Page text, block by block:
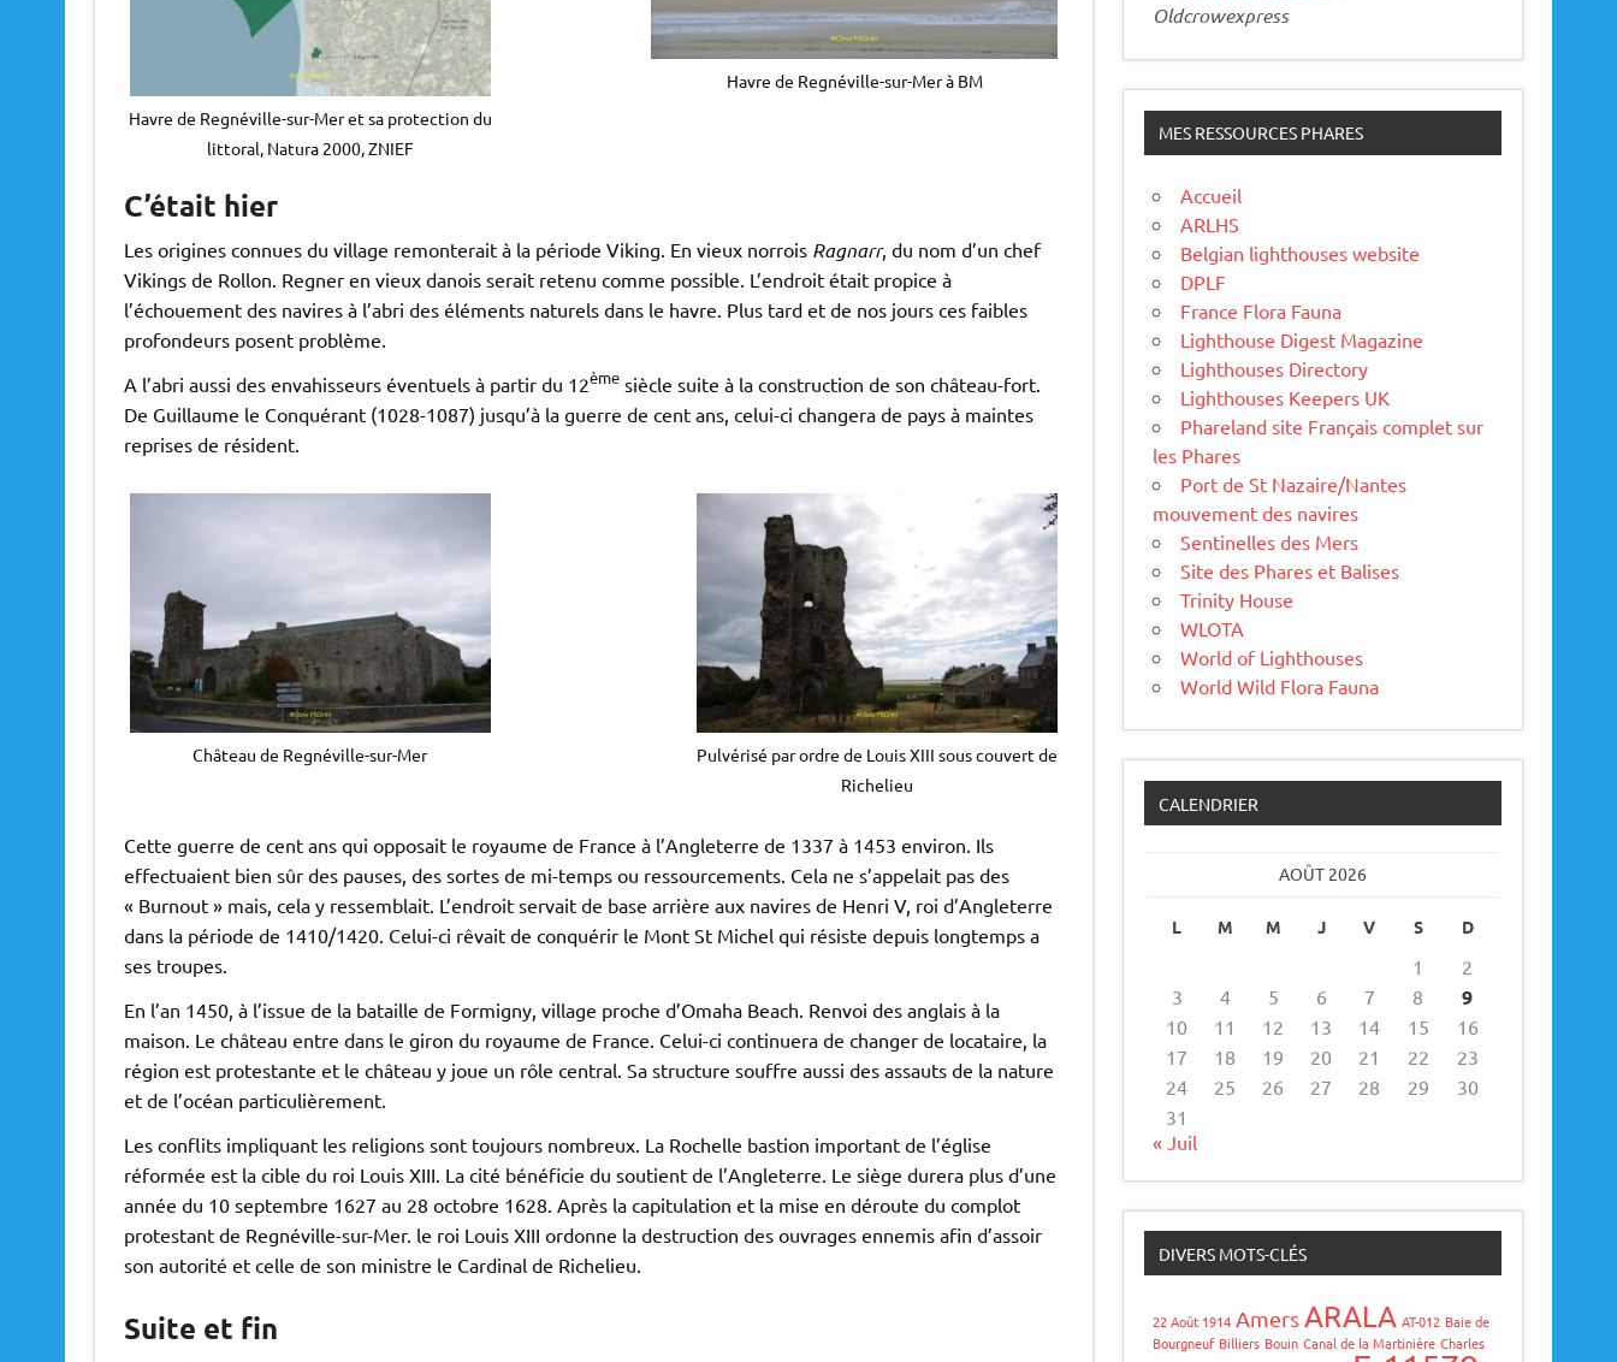
Havre de Regnéville-sur-Mer et sa protection du
littoral, Natura 2000, ZNIEF
Havre de Regnéville-sur-Mer à BM
C’était hier
Les origines connues du village remonterait à la période Viking. En vieux norrois Ragnarr, du nom d’un chef
Vikings de Rollon. Regner en vieux danois serait retenu comme possible. L’endroit était propice à
l’échouement des navires à l’abri des éléments naturels dans le havre. Plus tard et de nos jours ces faibles
profondeurs posent problème.
A l’abri aussi des envahisseurs éventuels à partir du 12èmesiècle suite à la construction de son château-fort.
De Guillaume le Conquérant (1028-1087) jusqu’à la guerre de cent ans, celui-ci changera de pays à maintes
reprises de résident.
Château de Regnéville-sur-Mer
Pulvérisé par ordre de Louis XIII sous couvert de
Richelieu
Cette guerre de cent ans qui opposait le royaume de France à l’Angleterre de 1337 à 1453 environ. Ils
effectuaient bien sûr des pauses, des sortes de mi-temps ou ressourcements. Cela ne s’appelait pas des
« Burnout » mais, cela y ressemblait. L’endroit servait de base arrière aux navires de Henri V, roi d’Angleterre
dans la période de 1410/1420. Celui-ci rêvait de conquérir le Mont St Michel qui résiste depuis longtemps a
ses troupes.
En l’an 1450, à l’issue de la bataille de Formigny, village proche d’Omaha Beach. Renvoi des anglais à la
maison. Le château entre dans le giron du royaume de France. Celui-ci continuera de changer de locataire, la
région est protestante et le château y joue un rôle central. Sa structure souffre aussi des assauts de la nature
et de l’océan particulièrement.
Les conflits impliquant les religions sont toujours nombreux. La Rochelle bastion important de l’église
réformée est la cible du roi Louis XIII. La cité bénéficie du soutient de l’Angleterre. Le siège durera plus d’une
année du 10 septembre 1627 au 28 octobre 1628. Après la capitulation et la mise en déroute du complot
protestant de Regnéville-sur-Mer. le roi Louis XIII ordonne la destruction des ouvrages ennemis afin d’assoir
son autorité et celle de son ministre le Cardinal de Richelieu.
Suite et fin
Oldcrowexpress
MES RESSOURCES PHARES
Accueil
ARLHS
Belgian lighthouses website
DPLF
France Flora Fauna
Lighthouse Digest Magazine
Lighthouses Directory
Lighthouses Keepers UK
Phareland site Français complet sur
les Phares
Port de St Nazaire/Nantes
mouvement des navires
Sentinelles des Mers
Site des Phares et Balises
Trinity House
WLOTA
World of Lighthouses
World Wild Flora Fauna
CALENDRIER
AOÛT 2026
L M M J V S D
1
2
3
4 5 6 7 8 9
10 11 12 13 14 15
16
17
18 19 20 21 22
23
24
25 26 27 28 29
30
31
« Juil
DIVERS MOTS-CLÉS
22 Août 1914 Amers ARALA AT-012 Baie de
Bourgneuf Billiers Bouin Canal de la Martinière Charles